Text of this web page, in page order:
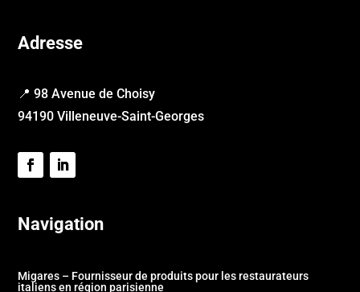
Adresse
📍 98 Avenue de Choisy
94190 Villeneuve-Saint-Georges
Navigation
Migares – Fournisseur de produits pour les restaurateurs
italiens en région parisienne